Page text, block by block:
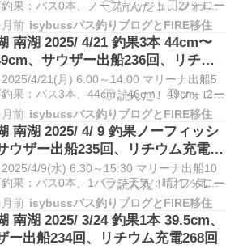
果：バス0本、ノーフィッシュ、2バラシ
晴れ／気温14.5～26.5℃／水温19.0～
風0～3m/s場所：琵琶湖南湖／ミヤコマリ
ックス距離：サウザー395／エンジン約
エレキ…
前 isybussバス釣りブログとFIRE移住
南湖 2025/ 4/21 釣果3本 44cm〜
、サウザー出船236回、リチウ
270回
2025/4/21(月) 6:00～14:00 マリーナ出船5
果：バス3本、44cm、46cm、49cm、2バ
：晴れ／気温11.0～24.0℃／水温14.5～
風0～4m/s場所：琵琶湖南湖／ミヤコマリ
リックス距離：サウザー395／エンジン約…
前 isybussバス釣りブログとFIRE移住
南湖 2025/ 4/ 9 釣果ノーフィッシ
ウザー出船235回、リチウム充電
2025/4/9(水) 6:30～15:30 マリーナ出船10
果：バス0本、1バラシ天気：晴れ／気温
／水温12.5～15.0℃／風0～4m/s場
湖南湖／ミヤコマリーナマリックス距
ザー395／エンジン約18㎞、エレキ約8㎞
6時の…
前 isybussバス釣りブログとFIRE移住
南湖 2025/ 3/24 釣果1本 39.5cm、
ー出船234回、リチウム充電268回